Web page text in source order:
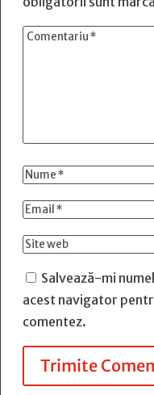
Salvează-mi
acest navigator
comentez.
Trimite